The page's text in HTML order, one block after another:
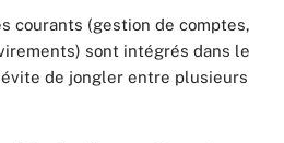
courants (gestion de comptes,
sont intégrés dans le
de jongler entre plusieurs